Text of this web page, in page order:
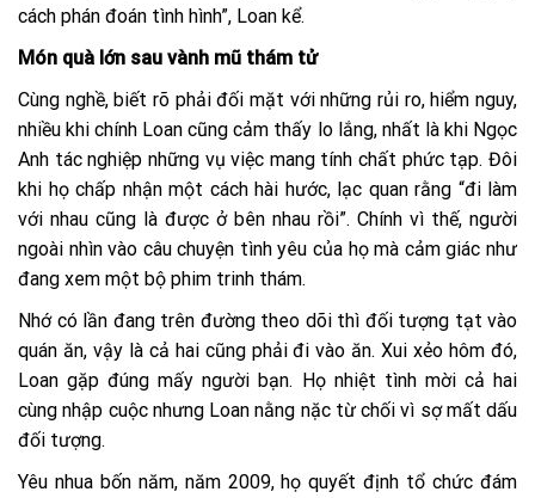
cách phán đoán tình hình”, Loan kể.
Món quà lớn sau vành mũ thám tử
Cùng nghề, biết rõ phải đối mặt với những rủi ro, hiểm nguy,
nhiều khi chính Loan cũng cảm thấy lo lắng, nhất là khi Ngọc
Anh tác nghiệp những vụ việc mang tính chất phức tạp. Đôi
khi họ chấp nhận một cách hài hước, lạc quan rằng “đi làm
với nhau cũng là được ở bên nhau rồi”. Chính vì thế, người
ngoài nhìn vào câu chuyện tình yêu của họ mà cảm giác như
đang xem một bộ phim trinh thám.
Nhớ có lần đang trên đường theo dõi thì đối tượng tạt vào
quán ăn, vậy là cả hai cũng phải đi vào ăn. Xui xẻo hôm đó,
Loan gặp đúng mấy người bạn. Họ nhiệt tình mời cả hai
cùng nhập cuộc nhưng Loan nằng nặc từ chối vì sợ mất dấu
đối tượng.
Yêu nhua bốn năm, năm 2009, họ quyết định tổ chức đám